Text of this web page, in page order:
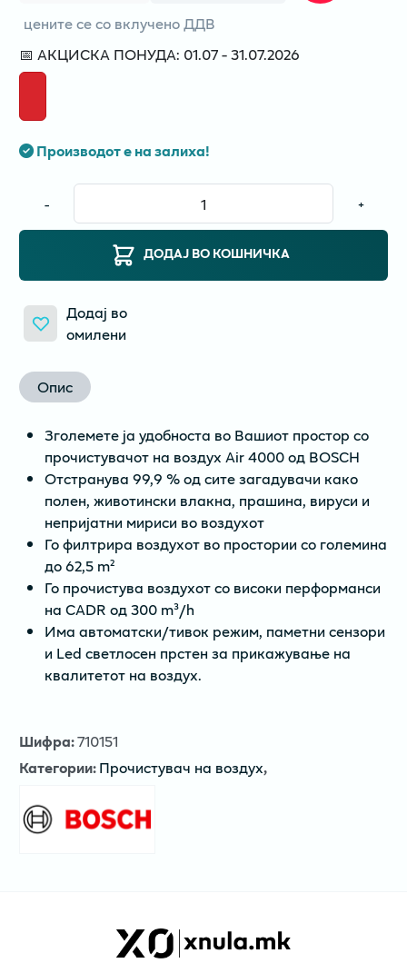
цените се со вклучено ДДВ
📅 АКЦИСКА ПОНУДА: 01.07 - 31.07.2026
Производот е на залиха!
- +
ДОДАЈ ВО КОШНИЧКА
Додај во
омилени
Опис
Зголемете ја удобноста во Вашиот простор со
прочистувачот на воздух Air 4000 од BOSCH
Отстранува 99,9 % од сите загадувачи како
полен, животински влакна, прашина, вируси и
непријатни мириси во воздухот
Го филтрира воздухот во простории со големина
до 62,5 m²
Го прочистува воздухот со високи перформанси
на CADR од 300 m³/h
Има автоматски/тивок режим, паметни сензори
и Led светлосен прстен за прикажување на
квалитетот на воздух.
Шифра:710151
Категории:Прочистувач на воздух,